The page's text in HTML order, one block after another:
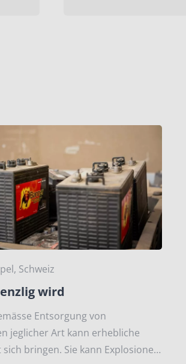
Schweiz
wird
Entsorgung von
jeglicher Art kann erhebliche
bringen. Sie kann Explosionen